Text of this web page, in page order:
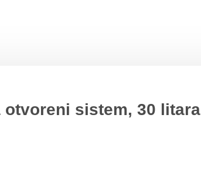
otvoreni sistem, 30 litara